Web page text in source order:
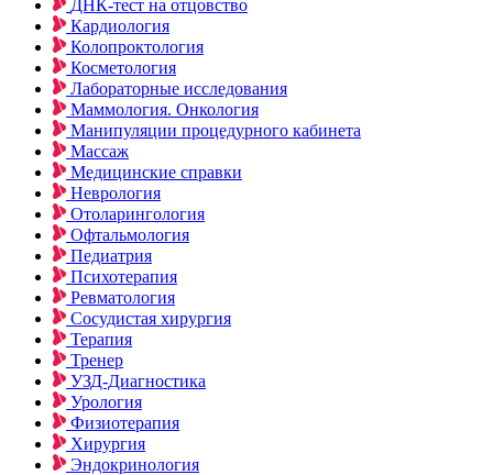
ДНК-тест на отцовство
Кардиология
Колопроктология
Косметология
Лабораторные исследования
Маммология. Онкология
Манипуляции процедурного кабинета
Массаж
Медицинские справки
Неврология
Отоларингология
Офтальмология
Педиатрия
Психотерапия
Ревматология
Сосудистая хирургия
Терапия
Тренер
УЗД-Диагностика
Урология
Физиотерапия
Хирургия
Эндокринология